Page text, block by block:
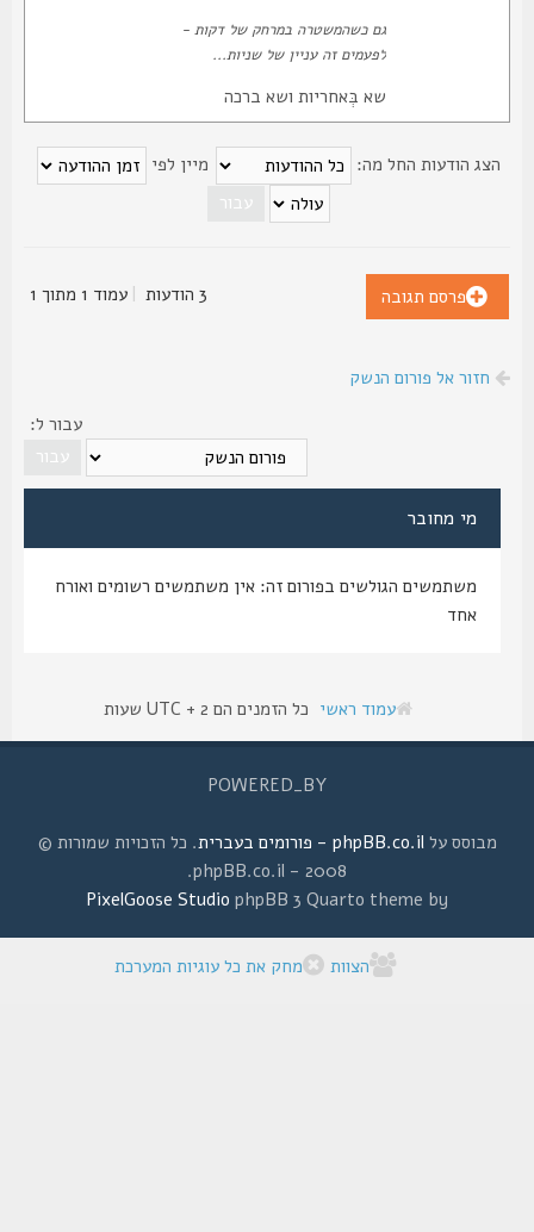
גם כשהמשטרה במרחק של דקות -
לפעמים זה עניין של שניות...
שא בְּאחריות ושא ברכה
הודעות החל מה: מיין לפי
פרסם תגובה |עמוד1מתוך1
חזור אל פורום הנשק
עבור ל:
מי מחובר
משתמשים הגולשים בפורום זה: אין משתמשים רשומים ואורח
עמוד ראשי כל הזמנים הם UTC + 2 שעות
POWERED_BY
מבוסס עלphpBB.co.il - פורומים בעברית
. כל הזכויות שמורות ©
2008 - phpBB.co.il.
phpBB 3 Quarto theme by
PixelGoose Studio
הצוות מחק את כל עוגיות המערכת